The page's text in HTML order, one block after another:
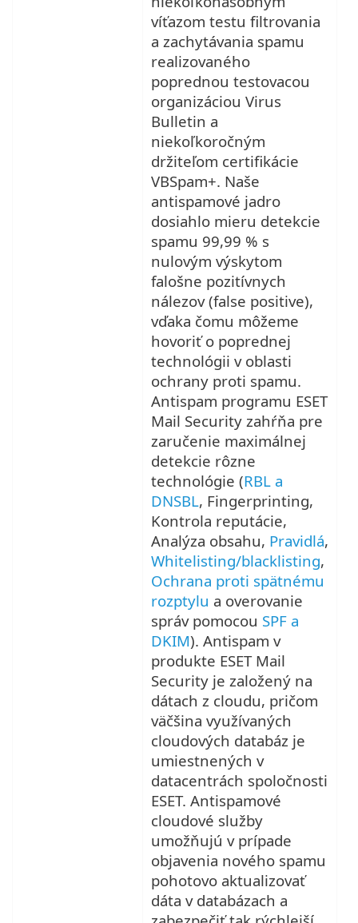
víťazom testu filtrovania
a zachytávania spamu
realizovaného
poprednou testovacou
organizáciou Virus
Bulletin a
niekoľkoročným
držiteľom certifikácie
VBSpam+. Naše
antispamové jadro
dosiahlo mieru detekcie
spamu 99,99 % s
nulovým výskytom
falošne pozitívnych
nálezov (false positive),
vďaka čomu môžeme
hovoriť o poprednej
technológii v oblasti
ochrany proti spamu.
Antispam programu ESET
Mail Security zahŕňa pre
zaručenie maximálnej
detekcie rôzne
technológie (RBL a
DNSBL, Fingerprinting,
Kontrola reputácie,
Analýza obsahu, Pravidlá,
Whitelisting/blacklisting,
Ochrana proti spätnému
rozptylu a overovanie
správ pomocou SPF a
DKIM). Antispam v
produkte ESET Mail
Security je založený na
dátach z cloudu, pričom
väčšina využívaných
cloudových databáz je
umiestnených v
datacentrách spoločnosti
ESET. Antispamové
cloudové služby
umožňujú v prípade
objavenia nového spamu
pohotovo aktualizovať
dáta v databázach a